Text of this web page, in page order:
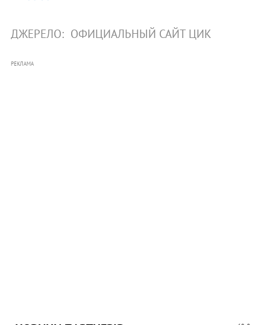
ДЖЕРЕЛО: ОФИЦИАЛЬНЫЙ САЙТ ЦИК
РЕКЛАМА